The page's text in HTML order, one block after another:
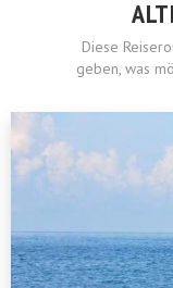
Diese
geben, was